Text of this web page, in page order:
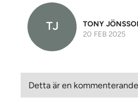
TJ
TONY
20 FEB 2025
Detta är en